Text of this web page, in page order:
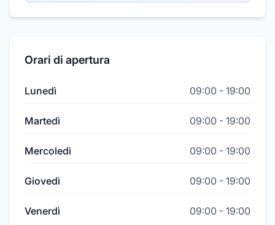
Orari di apertura
Lunedì 09:00 - 19:00
Martedì 09:00 - 19:00
Mercoledì 09:00 - 19:00
Giovedì 09:00 - 19:00
Venerdì 09:00 - 19:00